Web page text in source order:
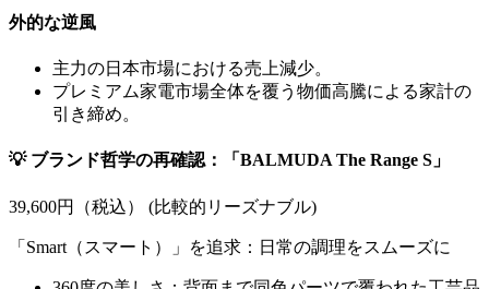
外的な逆風
主力の日本市場における売上減少。
プレミアム家電市場全体を覆う物価高騰による家計の
引き締め。
💡 ブランド哲学の再確認：「BALMUDA The Range S」
39,600円（税込） (比較的リーズナブル)
「Smart（スマート）」を追求：日常の調理をスムーズに